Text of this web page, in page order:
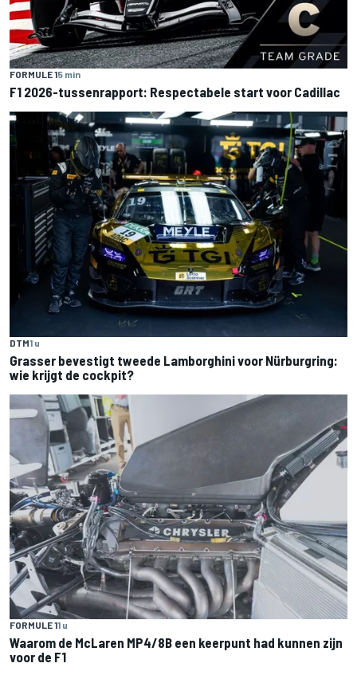
FORMULE 15 min
F1 2026-tussenrapport: Respectabele start voor Cadillac
DTM1 u
Grasser bevestigt tweede Lamborghini voor Nürburgring:
wie krijgt de cockpit?
FORMULE 11 u
Waarom de McLaren MP4/8B een keerpunt had kunnen zijn
voor de F1